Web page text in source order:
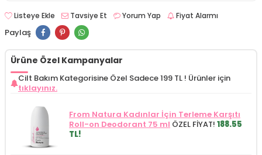
Listeye Ekle Tavsiye Et Yorum Yap Fiyat Alarmı
Paylaş
Ürüne Özel Kampanyalar
Cilt Bakım Kategorisine Özel Sadece 199 TL ! Ürünler için
tıklayınız.
From Natura Kadınlar İçin Terleme Karşıtı
Roll-on Deodorant 75 ml ÖZEL FİYAT! 188.55
TL!